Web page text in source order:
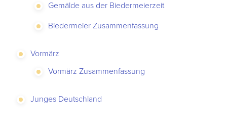
Gemälde aus der Biedermeierzeit
Biedermeier Zusammenfassung
Vormärz
Vormärz Zusammenfassung
Junges Deutschland